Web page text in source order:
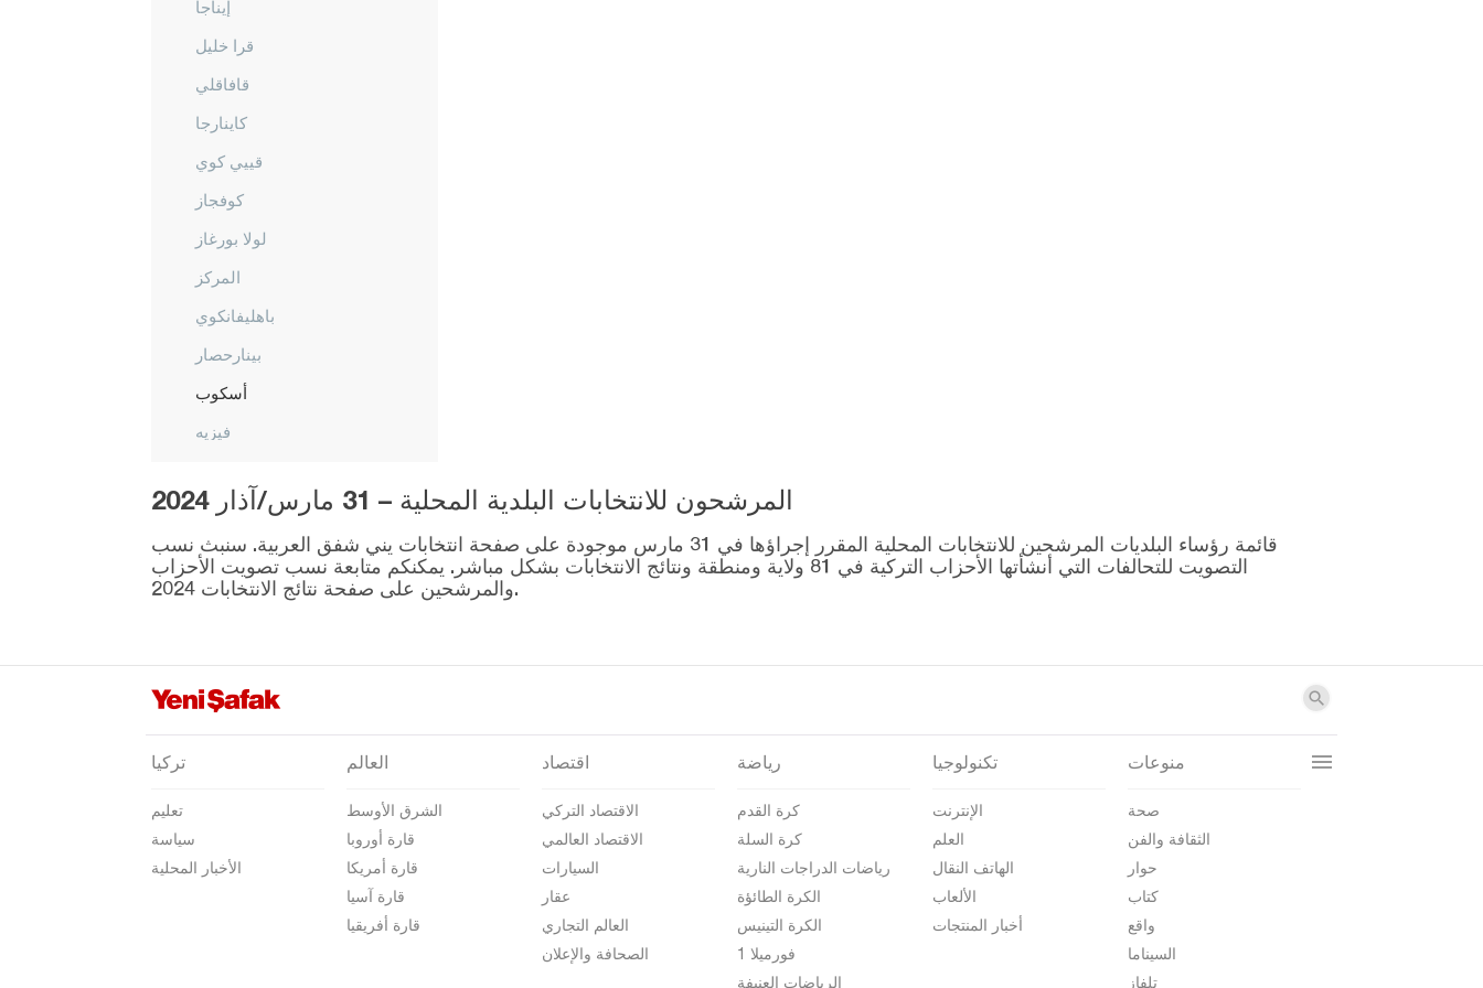
إيناجا
قرا خليل
قافاقلي
كاينارجا
قييي كوي
كوفجاز
لولا بورغاز
المركز
باهليفانكوي
بينارحصار
أسكوب
فيزيه
قوجه ايلي
قونيا
كوتاهيا
مانيسا
ماردين
مرسين
موغلا
موش
المرشحون للانتخابات البلدية المحلية – 31 مارس/آذار 2024
قائمة رؤساء البلديات المرشحين للانتخابات المحلية المقرر إجراؤها في 31 مارس موجودة على صفحة انتخابات يني شفق العربية. سنبث نسب
التصويت للتحالفات التي أنشأتها الأحزاب التركية في 81 ولاية ومنطقة ونتائج الانتخابات بشكل مباشر. يمكنكم متابعة نسب تصويت الأحزاب
والمرشحين على صفحة نتائج الانتخابات 2024.
تركيا
تعليم
سياسة
الأخبار المحلية
العالم
الشرق الأوسط
قارة أوروبا
قارة أمريكا
قارة آسيا
قارة أفريقيا
اقتصاد
الاقتصاد التركي
الاقتصاد العالمي
السيارات
عقار
العالم التجاري
الصحافة والإعلان
رياضة
كرة القدم
كرة السلة
رياضات الدراجات النارية
الكرة الطائؤة
الكرة التينيس
فورميلا 1
الرياضات العنيفة
تكنولوجيا
الإنترنت
العلم
الهاتف النقال
الألعاب
أخبار المنتجات
منوعات
صحة
الثقافة والفن
حوار
كتاب
واقع
السيناما
تلفاز